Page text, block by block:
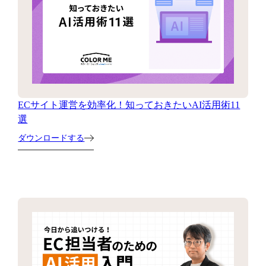
ECサイト運営を効率化！知っておきたいAI活用術11
選
ダウンロードする